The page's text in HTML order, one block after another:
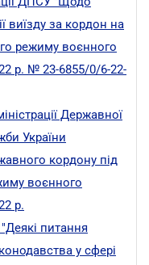
виїзду за кордон на
режиму воєнного
р. № 23-6855/0/6-22-
Державної
України
кордону під
воєнного
р.
питання
у сфері